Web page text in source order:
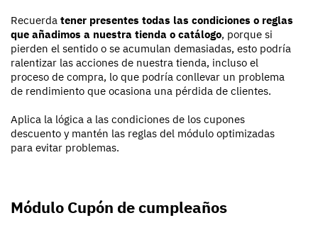
Recuerda tener presentes todas las condiciones o reglas
que añadimos a nuestra tienda o catálogo, porque si
pierden el sentido o se acumulan demasiadas, esto podría
ralentizar las acciones de nuestra tienda, incluso el
proceso de compra, lo que podría conllevar un problema
de rendimiento que ocasiona una pérdida de clientes.
Aplica la lógica a las condiciones de los cupones
descuento y mantén las reglas del módulo optimizadas
para evitar problemas.
Módulo Cupón de cumpleaños